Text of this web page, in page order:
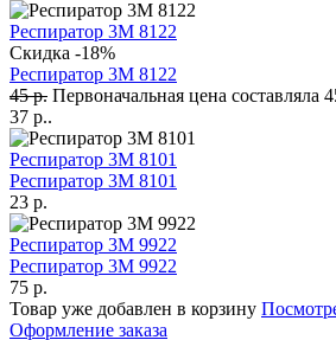
Респиратор 3M 8122
Скидка -18%
Респиратор 3M 8122
45р. Первоначальная цена составляла
37 р..
Респиратор 3M 8101
Респиратор 3M 8101
23 р.
Респиратор 3M 9922
Респиратор 3M 9922
75 р.
Товар уже добавлен в корзину
Оформление заказа